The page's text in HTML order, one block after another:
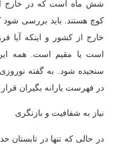
شش ماه است که در خارج
کوچ هستند. باید بررسی
خارج از کشور و اینکه آیا
است یا مقیم است. همه
سنجیده شود. به گفته
در فهرست یارانه بگیران قرار
نیاز به شفافیت و بازنگری